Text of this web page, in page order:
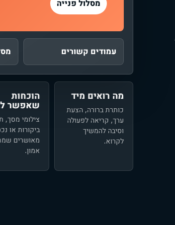
מסלול פנייה
עמודים קשורים
מה רואים מיד
כותרת ברורה, הצעת
ערך, קריאה לפעולה
וסיבה להמשיך
לקרוא.
הוכחות
שאפשר
צילומי מסך,
ביקורות או
מאושרים
אמון.